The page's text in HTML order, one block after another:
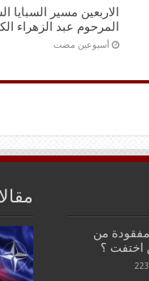
الاربعين مسير السبايا
المرحوم عبد الزهراء
‏أسبوعين مضت
سنة مفقودة من
اختفت ؟